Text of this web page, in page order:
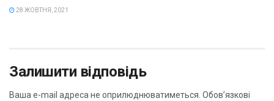
28 ЖОВТНЯ, 2021
Залишити відповідь
Ваша e-mail адреса не оприлюднюватиметься. Обов’язкові